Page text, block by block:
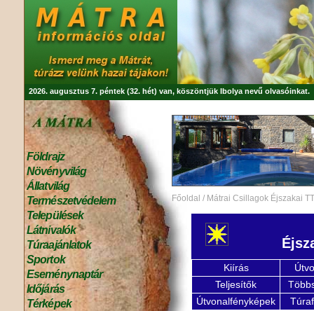
2026. augusztus 7. péntek (32. hét) van, köszöntjük Ibolya nevű olvasóinkat.
Földrajz
Növényvilág
Állatvilág
Természetvédelem
Települések
Látnivalók
Túraajánlatok
Sportok
Eseménynaptár
Időjárás
Térképek
Főoldal / Mátrai Csillagok Éjszakai TT
Kiírás
Teljesítők
Útvonalfényképek